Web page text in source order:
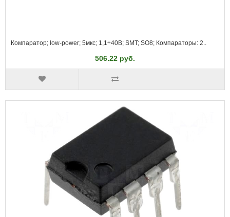
Компаратор; low-power; 5мкс; 1,1÷40В; SMT; SO8; Компараторы: 2..
506.22 руб.